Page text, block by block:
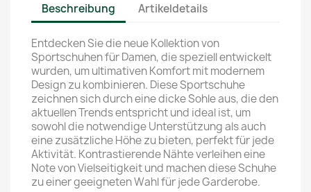
Beschreibung Artikeldetails
Entdecken Sie die neue Kollektion von
Sportschuhen für Damen, die speziell entwickelt
wurden, um ultimativen Komfort mit modernem
Design zu kombinieren. Diese Sportschuhe
zeichnen sich durch eine dicke Sohle aus, die den
aktuellen Trends entspricht und ideal ist, um
sowohl die notwendige Unterstützung als auch
eine zusätzliche Höhe zu bieten, perfekt für jede
Aktivität. Kontrastierende Nähte verleihen eine
Note von Vielseitigkeit und machen diese Schuhe
zu einer geeigneten Wahl für jede Garderobe.